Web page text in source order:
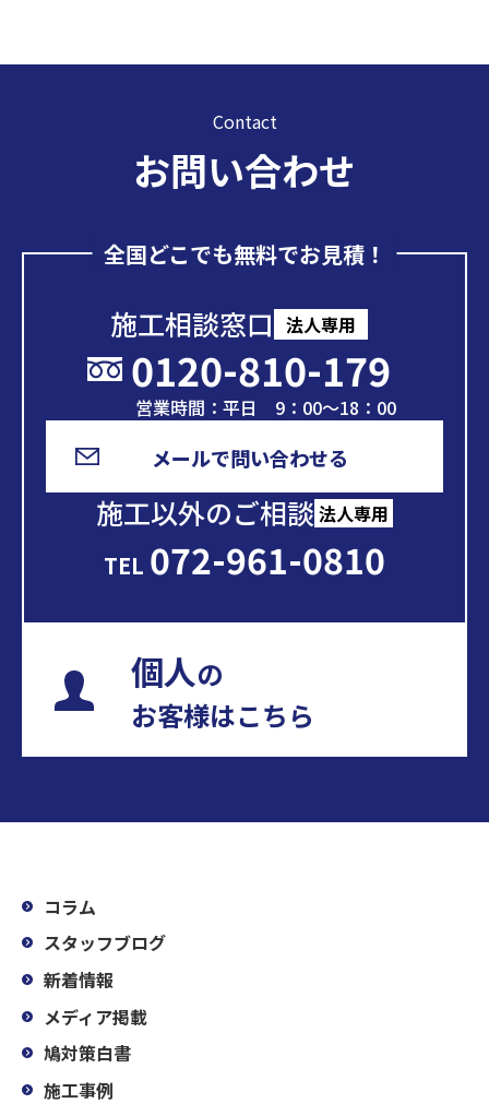
Contact
お問い合わせ
全国どこでも無料でお見積！
施工相談窓口 法人専用
0120-810-179
営業時間：平日 9：00～18：00
メールで問い合わせる
施工以外のご相談 法人専用
TEL 072-961-0810
個人の
お客様はこちら
コラム
スタッフブログ
新着情報
メディア掲載
鳩対策白書
施工事例